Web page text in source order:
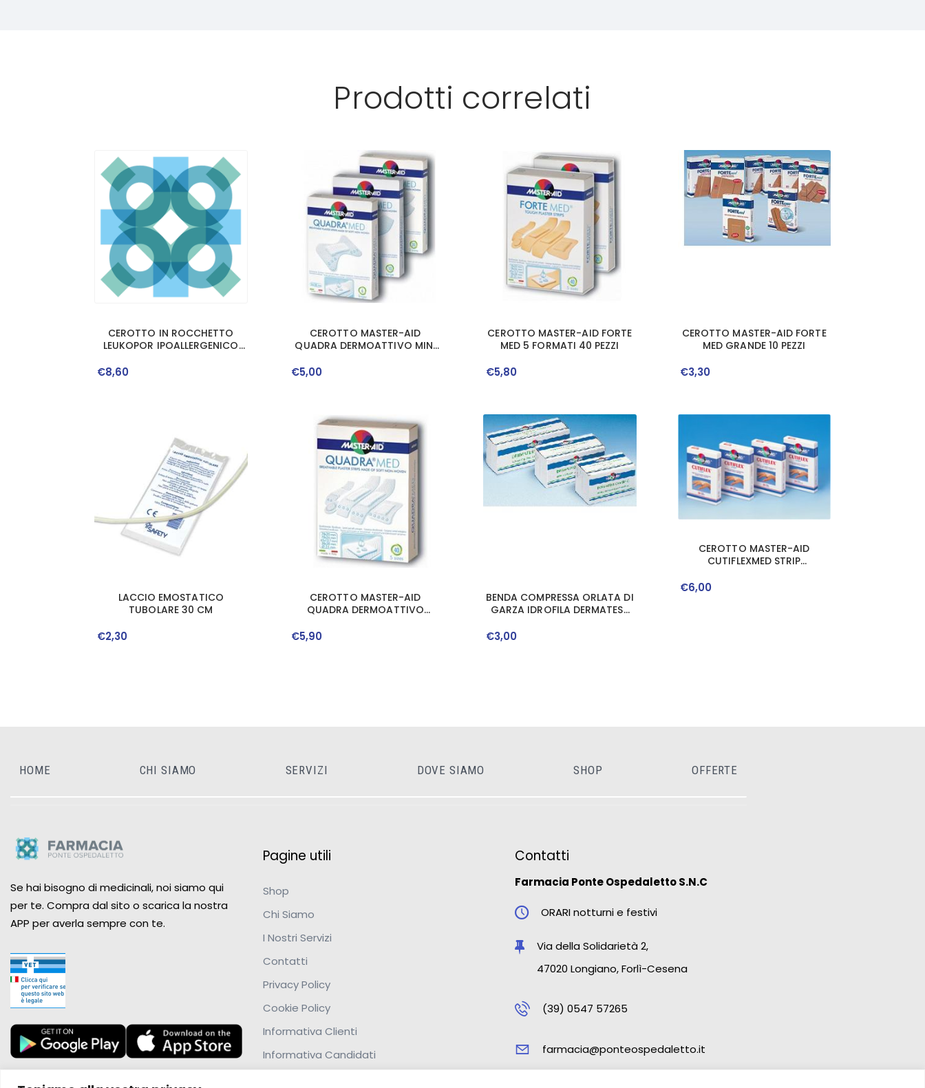
Prodotti correlati
CEROTTO IN ROCCHETTO
LEUKOPOR IPOALLERGENICO
BIANCO 2,5X920 CM CON
€8,60
CEROTTO MASTER-AID
QUADRA DERMOATTIVO MINI
€5,00
CEROTTO MASTER-AID FORTE
MED 5 FORMATI 40 PEZZI
€5,80
CEROTTO MASTER-AID FORTE
MED GRANDE 10 PEZZI
€3,30
LACCIO EMOSTATICO
TUBOLARE 30 CM
€2,30
CEROTTO MASTER-AID
QUADRA DERMOATTIVO
€5,90
BENDA COMPRESSA ORLATA DI
GARZA IDROFILA DERMATESS
€3,00
CEROTTO MASTER-AID
CUTIFLEXMED STRIP
SUPPORTO IN POLIURETANO 4
€6,00
HOME CHI SIAMO SERVIZI DOVE SIAMO SHOP OFFERTE
Se hai bisogno di medicinali, noi siamo qui
per te. Compra dal sito o scarica la nostra
APP per averla sempre con te.
Pagine utili
Shop
Chi Siamo
I Nostri Servizi
Contatti
Privacy Policy
Cookie Policy
Informativa Clienti
Informativa Candidati
Contatti
Farmacia Ponte Ospedaletto S.N.C
ORARI notturni e festivi
Via della Solidarietà 2,
47020 Longiano, Forlì-Cesena
(39) 0547 57265
farmacia@ponteospedaletto.it